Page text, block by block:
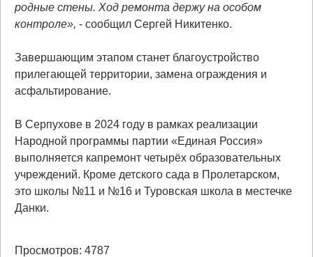
родные стены. Ход ремонта держу на особом
контроле», - сообщил Сергей Никитенко.
Завершающим этапом станет благоустройство
прилегающей территории, замена ограждения и
асфальтирование.
В Серпухове в 2024 году в рамках реализации
Народной программы партии «Единая Россия»
выполняется капремонт четырёх образовательных
учреждений. Кроме детского сада в Пролетарском,
это школы №11 и №16 и Туровская школа в местечке
Данки.
Просмотров: 4787